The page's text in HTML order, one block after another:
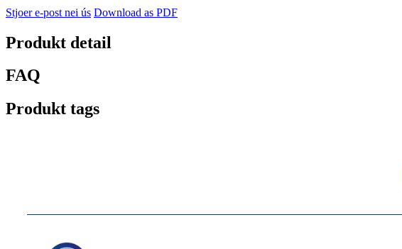
Stjoer e-post nei ús Download as PDF
Produkt detail
FAQ
Produkt tags